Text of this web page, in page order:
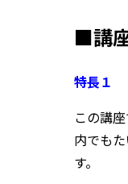
■講
特長１
この講
内でも
す。